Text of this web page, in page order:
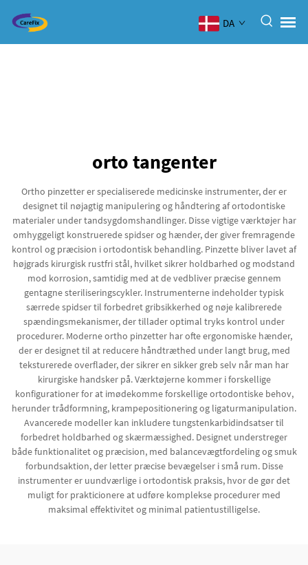
DA
orto tangenter
Ortho pinzetter er specialiserede medicinske instrumenter, der er
designet til nøjagtig manipulering og håndtering af ortodontiske
materialer under tandsygdomshandlinger. Disse vigtige værktøjer har
omhyggeligt konstruerede spidser og hænder, der giver fremragende
kontrol og præcision i ortodontisk behandling. Pinzette bliver lavet af
højgrads kirurgisk rustfri stål, hvilket sikrer holdbarhed og modstand
mod korrosion, samtidig med at de vedbliver præcise gennem
gentagne steriliseringscykler. Instrumenterne indeholder typisk
særrede spidser til forbedret gribsikkerhed og nøje kalibrerede
spændingsmekanismer, der tillader optimal tryks kontrol under
procedurer. Moderne ortho pinzetter har ofte ergonomiske hænder,
der er designet til at reducere håndtræthed under langt brug, med
teksturerede overflader, der sikrer en sikker greb selv når man har
kirurgiske handsker på. Værktøjerne kommer i forskellige
konfigurationer for at imødekomme forskellige ortodontiske behov,
herunder trådformning, krampepositionering og ligaturmanipulation.
Avancerede modeller kan inkludere tungstenkarbidindsatser til
forbedret holdbarhed og skærmæssighed. Designet understreger
både funktionalitet og præcision, med balancevægtfordeling og smuk
forbundsaktion, der letter præcise bevægelser i små rum. Disse
instrumenter er uundværlige i ortodontisk praksis, hvor de gør det
muligt for prakticionere at udføre komplekse procedurer med
maksimal effektivitet og minimal patientustilligelse.